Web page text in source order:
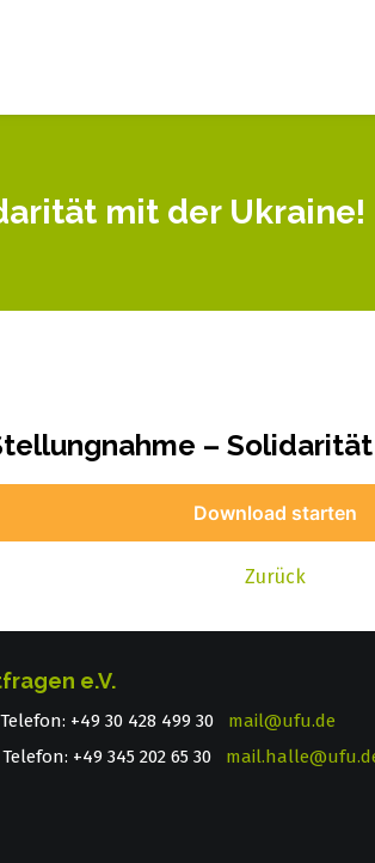
mit der Ukraine!
–
Download starten
Zurück
e.V.
+49 30 428 499 30 mail@ufu.de
+49 345 202 65 30